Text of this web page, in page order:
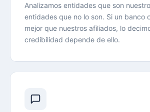
Analizamos entidades que son
entidades que no lo son. Si un banco
mejor que nuestros afiliados, lo
credibilidad depende de ello.